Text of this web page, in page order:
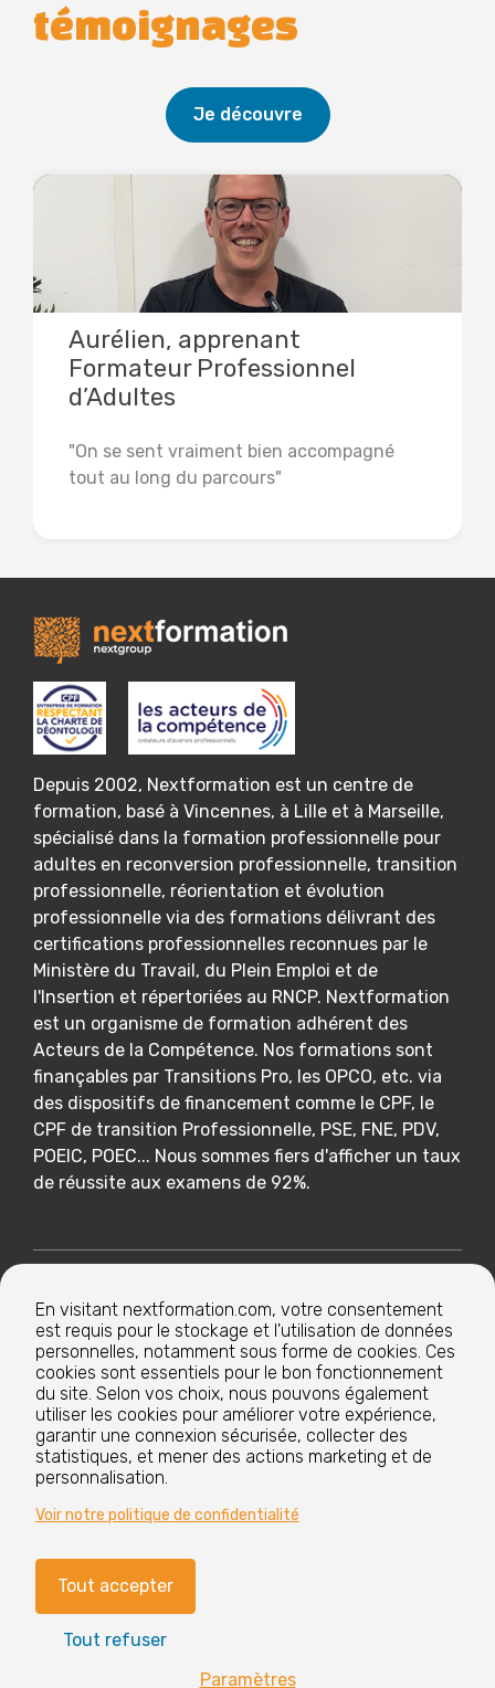
des questions
témoignages
Je découvre
Aurélien, apprenant
Formateur Professionnel
d’Adultes
"On se sent vraiment bien accompagné
tout au long du parcours"
Depuis 2002, Nextformation est un centre de
formation, basé à Vincennes, à Lille et à Marseille,
spécialisé dans la formation professionnelle pour
adultes en reconversion professionnelle, transition
professionnelle, réorientation et évolution
professionnelle via des formations délivrant des
certifications professionnelles reconnues par le
Ministère du Travail, du Plein Emploi et de
l'Insertion et répertoriées au RNCP. Nextformation
est un organisme de formation adhérent des
Acteurs de la Compétence. Nos formations sont
finançables par Transitions Pro, les OPCO, etc. via
des dispositifs de financement comme le CPF, le
CPF de transition Professionnelle, PSE, FNE, PDV,
POEIC, POEC... Nous sommes fiers d'afficher un taux
de réussite aux examens de 92%.
Nos formations
Nos centres de formation
Le groupe
Paramètres cookies
Mentions légales
Nos labels et certifications
En visitant nextformation.com, votre consentement
est requis pour le stockage et l'utilisation de données
personnelles, notamment sous forme de cookies. Ces
cookies sont essentiels pour le bon fonctionnement
du site. Selon vos choix, nous pouvons également
utiliser les cookies pour améliorer votre expérience,
garantir une connexion sécurisée, collecter des
statistiques, et mener des actions marketing et de
personnalisation.
Tout accepter
Tout refuser
Paramètres
Voir notre politique de confidentialité